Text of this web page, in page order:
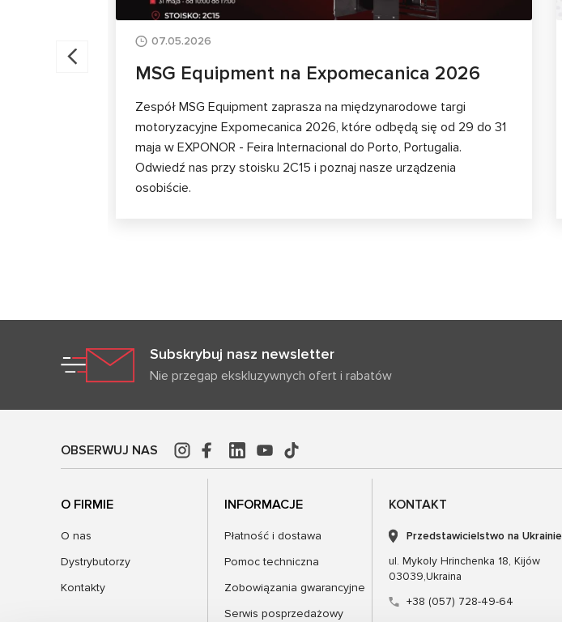
07.05.2026
MSG Equipment na Expomecanica 2026
Zespół MSG Equipment zaprasza na międzynarodowe targi
motoryzacyjne Expomecanica 2026, które odbędą się od 29 do 31
maja w EXPONOR - Feira Internacional do Porto, Portugalia.
Odwiedź nas przy stoisku 2C15 i poznaj nasze urządzenia
osobiście.
Subskrybuj nasz newsletter
Nie przegap ekskluzywnych ofert i rabatów
OBSERWUJ NAS
O FIRMIE
O nas
Dystrybutorzy
Kontakty
INFORMACJE
Płatność i dostawa
Pomoc techniczna
Zobowiązania gwarancyjne
Serwis posprzedażowy
KONTAKT
Przedstawicielstwo na Ukrainie
ul. Mykoly Hrinchenka 18, Kijów
03039,Ukraina
+38 (057) 728-49-64